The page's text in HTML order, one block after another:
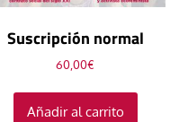
Suscripción normal
60,00€
Añadir al carrito